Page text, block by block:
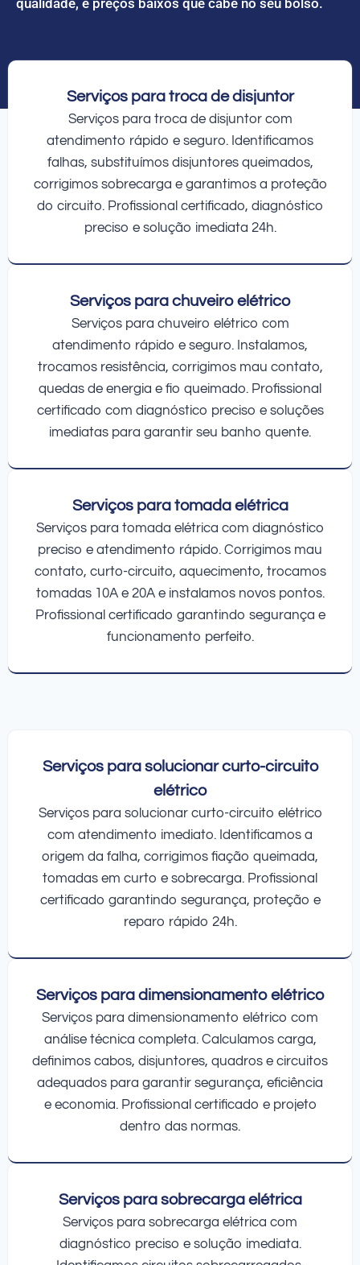
Serviços para troca de disjuntor
Serviços para troca de disjuntor com
atendimento rápido e seguro. Identificamos
falhas, substituímos disjuntores queimados,
corrigimos sobrecarga e garantimos a proteção
do circuito. Profissional certificado, diagnóstico
preciso e solução imediata 24h.
Serviços para chuveiro elétrico
Serviços para chuveiro elétrico com
atendimento rápido e seguro. Instalamos,
trocamos resistência, corrigimos mau contato,
quedas de energia e fio queimado. Profissional
certificado com diagnóstico preciso e soluções
imediatas para garantir seu banho quente.
Serviços para tomada elétrica
Serviços para tomada elétrica com diagnóstico
preciso e atendimento rápido. Corrigimos mau
contato, curto-circuito, aquecimento, trocamos
tomadas 10A e 20A e instalamos novos pontos.
Profissional certificado garantindo segurança e
funcionamento perfeito.
Serviços para solucionar curto-circuito
elétrico
Serviços para solucionar curto-circuito elétrico
com atendimento imediato. Identificamos a
origem da falha, corrigimos fiação queimada,
tomadas em curto e sobrecarga. Profissional
certificado garantindo segurança, proteção e
reparo rápido 24h.
Serviços para dimensionamento elétrico
Serviços para dimensionamento elétrico com
análise técnica completa. Calculamos carga,
definimos cabos, disjuntores, quadros e circuitos
adequados para garantir segurança, eficiência
e economia. Profissional certificado e projeto
dentro das normas.
Serviços para sobrecarga elétrica
Serviços para sobrecarga elétrica com
diagnóstico preciso e solução imediata.